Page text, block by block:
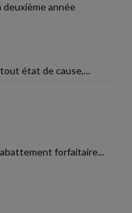
deuxième année
état de cause,...
forfaitaire...